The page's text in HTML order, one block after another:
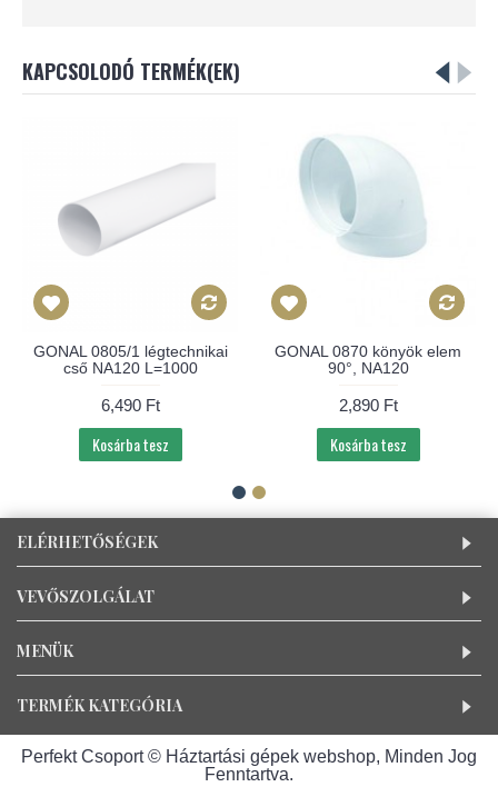
KAPCSOLODÓ TERMÉK(EK)
GONAL 0805/1 légtechnikai
cső NA120 L=1000
6,490 Ft
Kosárba tesz
GONAL 0870 könyök elem
90°, NA120
2,890 Ft
Kosárba tesz
ELÉRHETŐSÉGEK
VEVŐSZOLGÁLAT
MENÜK
TERMÉK KATEGÓRIA
Perfekt Csoport © Háztartási gépek webshop, Minden Jog
Fenntartva.